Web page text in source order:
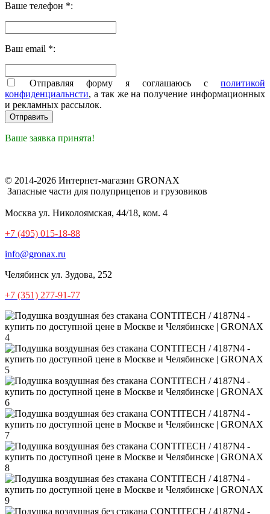
Ваше телефон *:
Ваш email *:
Отправляя форму я соглашаюсь с политикой
конфиденциальнсти, а так же на получение информационных
и рекламных рассылок.
Ваше заявка принята!
© 2014-2026 Интернет-магазин GRONAX
Запасные части для полуприцепов и грузовиков
Москва ул. Николоямская, 44/18, ком. 4
+7 (495) 015-18-88
info@gronax.ru
Челябинск ул. Зудова, 252
+7 (351) 277-91-77